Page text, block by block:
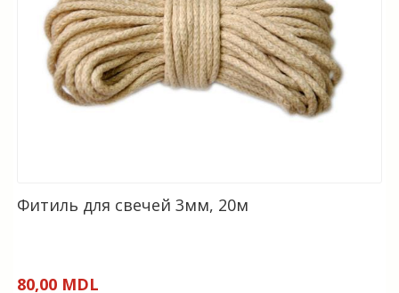
Фитиль для свечей 3мм, 20м
80,00 MDL